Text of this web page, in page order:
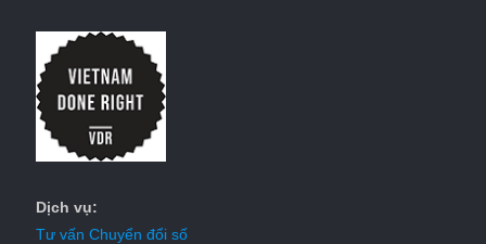
Dịch vụ:
Tư vấn Chuyển đổi số